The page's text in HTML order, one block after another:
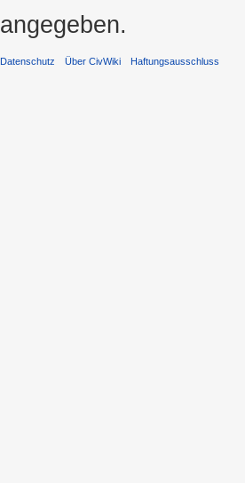
angegeben.
Datenschutz Über CivWiki Haftungsausschluss